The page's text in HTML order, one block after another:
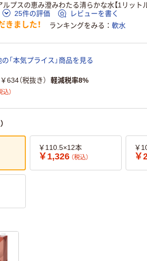
プスの恵み澄みわたる清らかな水【1リットル
25件の評価 レビューを書く
きました！ ランキングをみる 軟水
「本気プライス」商品を見る
634（税抜き）
軽減税率8%
込）
￥110.5×12本
￥1,326 （税込）
￥
￥